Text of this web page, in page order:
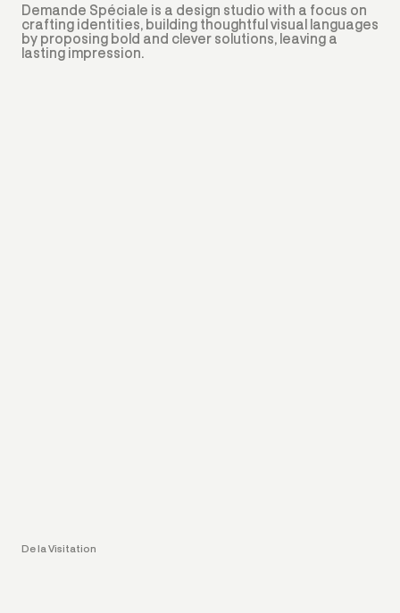
Demande Spéciale is a design studio with a focus on
crafting identities, building thoughtful visual languages
by proposing bold and clever solutions, leaving a
lasting impression.
De la Visitation